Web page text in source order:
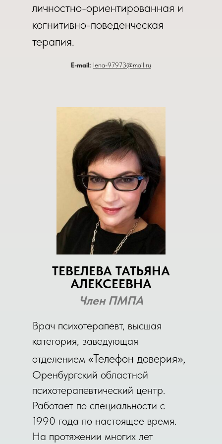
личностно-ориентированная и
когнитивно-поведенческая
терапия.
Е-mail: lena-97973@mail.ru
ТЕВЕЛЕВА ТАТЬЯНА
АЛЕКСЕЕВНА
Член ПМПА
Врач психотерапевт, высшая
категория, заведующая
отделением «Телефон доверия»,
Оренбургский областной
психотерапевтический центр.
Работает по специальности с
1990 года по настоящее время.
На протяжении многих лет